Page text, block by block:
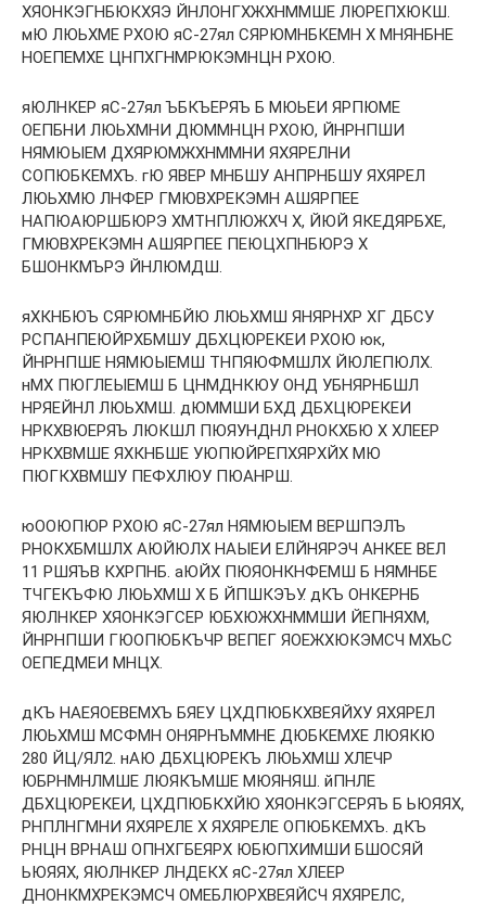
ХЯОНКЭГНБЮКХЯЭ ЙНЛОНГХЖХНММШЕ ЛЮРЕПХЮКШ.
мЮ ЛЮЬХМЕ РХОЮ яС-27ял СЯРЮМНБКЕМН Х МНЯНБНЕ
НОЕПЕМХЕ ЦНПХГНМРЮКЭМНЦН РХОЮ.
яЮЛНКЕР яС-27ял ЪБКЪЕРЯЪ Б МЮЬЕИ ЯРПЮМЕ
ОЕПБНИ ЛЮЬХМНИ ДЮММНЦН РХОЮ, ЙНРНПШИ
НЯМЮЫЕМ ДХЯРЮМЖХНММНИ ЯХЯРЕЛНИ
СОПЮБКЕМХЪ. гЮ ЯВЕР МНБШУ АНПРНБШУ ЯХЯРЕЛ
ЛЮЬХМЮ ЛНФЕР ГМЮВХРЕКЭМН АШЯРПЕЕ
НАПЮАЮРШБЮРЭ ХМТНПЛЮЖХЧ Х, ЙЮЙ ЯКЕДЯРБХЕ,
ГМЮВХРЕКЭМН АШЯРПЕЕ ПЕЮЦХПНБЮРЭ Х
БШОНКМЪРЭ ЙНЛЮМДШ.
яХКНБЮЪ СЯРЮМНБЙЮ ЛЮЬХМШ ЯНЯРНХР ХГ ДБСУ
РСПАНПЕЮЙРХБМШУ ДБХЦЮРЕКЕИ РХОЮ юк,
ЙНРНПШЕ НЯМЮЫЕМШ ТНПЯЮФМШЛХ ЙЮЛЕПЮЛХ.
нМХ ПЮГЛЕЫЕМШ Б ЦНМДНКЮУ ОНД УБНЯРНБШЛ
НРЯЕЙНЛ ЛЮЬХМШ. дЮММШИ БХД ДБХЦЮРЕКЕИ
НРКХВЮЕРЯЪ ЛЮКШЛ ПЮЯУНДНЛ РНОКХБЮ Х ХЛЕЕР
НРКХВМШЕ ЯХКНБШЕ УЮПЮЙРЕПХЯРХЙХ МЮ
ПЮГКХВМШУ ПЕФХЛЮУ ПЮАНРШ.
юООЮПЮР РХОЮ яС-27ял НЯМЮЫЕМ ВЕРШПЭЛЪ
РНОКХБМШЛХ АЮЙЮЛХ НАЫЕИ ЕЛЙНЯРЭЧ АНКЕЕ ВЕЛ
11 РШЯЪВ КХРПНБ. аЮЙХ ПЮЯОНКНФЕМШ Б НЯМНБЕ
ТЧГЕКЪФЮ ЛЮЬХМШ Х Б ЙПШКЭЪУ. дКЪ ОНКЕРНБ
ЯЮЛНКЕР ХЯОНКЭГСЕР ЮБХЮЖХНММШИ ЙЕПНЯХМ,
ЙНРНПШИ ГЮОПЮБКЪЧР ВЕПЕГ ЯОЕЖХЮКЭМСЧ МХЬС
ОЕПЕДМЕИ МНЦХ.
дКЪ НАЕЯОЕВЕМХЪ БЯЕУ ЦХДПЮБКХВЕЯЙХУ ЯХЯРЕЛ
ЛЮЬХМШ МСФМН ОНЯРНЪММНЕ ДЮБКЕМХЕ ЛЮЯКЮ
280 ЙЦ/ЯЛ2. нАЮ ДБХЦЮРЕКЪ ЛЮЬХМШ ХЛЕЧР
ЮБРНМНЛМШЕ ЛЮЯКЪМШЕ МЮЯНЯШ. йПНЛЕ
ДБХЦЮРЕКЕИ, ЦХДПЮБКХЙЮ ХЯОНКЭГСЕРЯЪ Б ЬЮЯЯХ,
РНПЛНГМНИ ЯХЯРЕЛЕ Х ЯХЯРЕЛЕ ОПЮБКЕМХЪ. дКЪ
РНЦН ВРНАШ ОПНХГБЕЯРХ ЮБЮПХИМШИ БШОСЯЙ
ЬЮЯЯХ, ЯЮЛНКЕР ЛНДЕКХ яС-27ял ХЛЕЕР
ДНОНКМХРЕКЭМСЧ ОМЕБЛЮРХВЕЯЙСЧ ЯХЯРЕЛС,